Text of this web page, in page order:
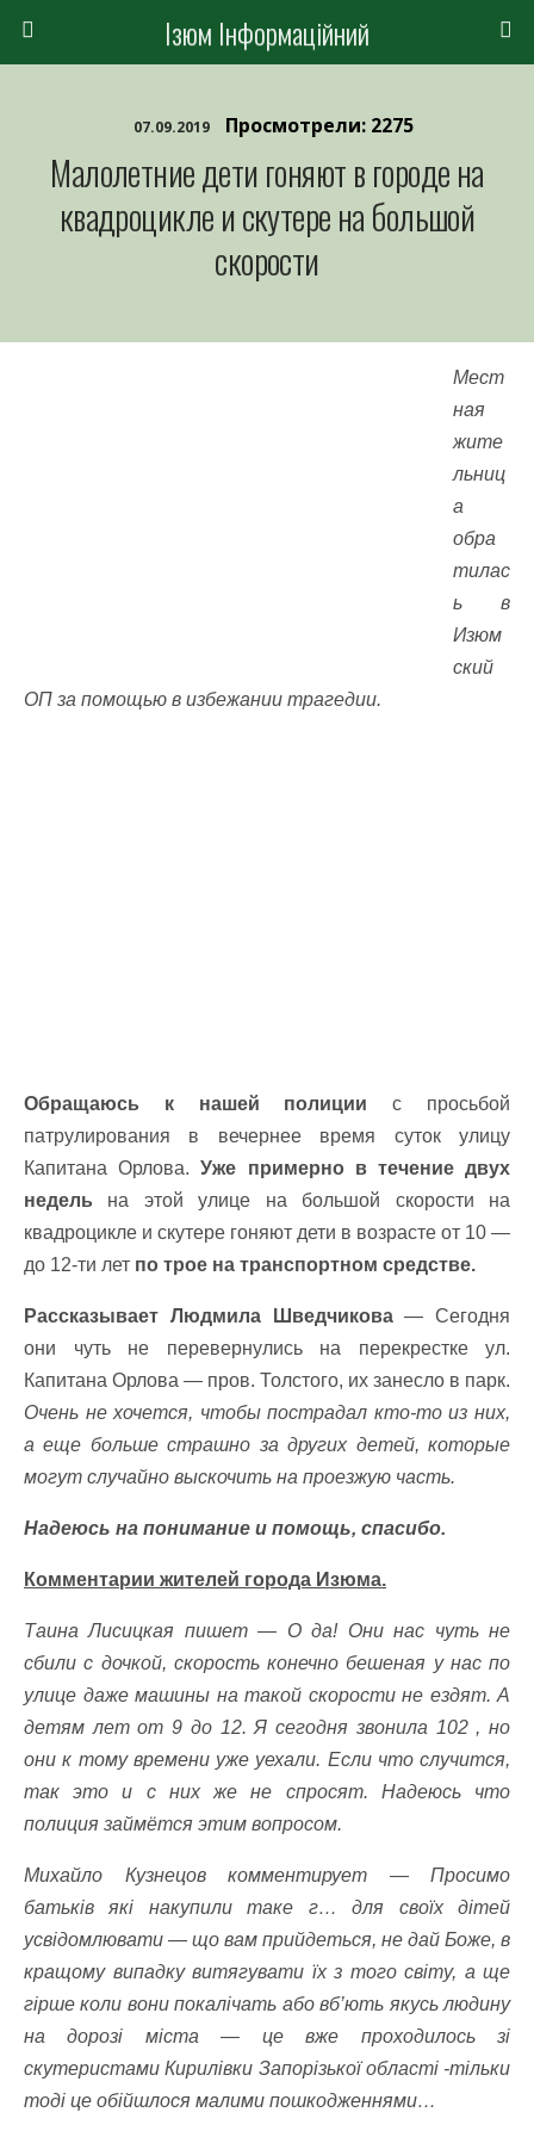
Ізюм Інформаційний
07.09.2019 Просмотрели: 2275
Малолетние дети гоняют в городе на
квадроцикле и скутере на большой
скорости
Мест
ная
жите
льниц
а
обра
тилас
ь в
Изюм
ский
ОП за помощью в избежании трагедии.
Обращаюсь к нашей полиции с просьбой
патрулирования в вечернее время суток улицу
Капитана Орлова.Уже примерно в течение двух
недель на этой улице на большой скорости на
квадроцикле и скутере гоняют дети в возрасте от 10 —
до 12-ти лет по трое на транспортном средстве.
Рассказывает Людмила Шведчикова— Сегодня
они чуть не перевернулись на перекрестке ул.
Капитана Орлова — пров. Толстого, их занесло в парк.
Очень не хочется, чтобы пострадал кто-то из них,
а еще больше страшно за других детей, которые
могут случайно выскочить на проезжую часть.
Надеюсь на понимание и помощь, спасибо.
Комментарии жителей города Изюма.
Таина Лисицкая пишет — О да! Они нас чуть не
сбили с дочкой, скорость конечно бешеная у нас по
улице даже машины на такой скорости не ездят. А
детям лет от 9 до 12. Я сегодня звонила 102 , но
они к тому времени уже уехали. Если что случится,
так это и с них же не спросят. Надеюсь что
полиция займётся этим вопросом.
Михайло Кузнецов комментирует — Просимо
батьків які накупили таке г… для своїх дітей
усвідомлювати — що вам прийдеться, не дай Боже, в
кращому випадку витягувати їх з того світу, а ще
гірше коли вони покалічать або вб’ють якусь людину
на дорозі міста — це вже проходилось зі
скутеристами Кирилівки Запорізької області -тільки
тоді це обійшлося малими пошкодженнями…